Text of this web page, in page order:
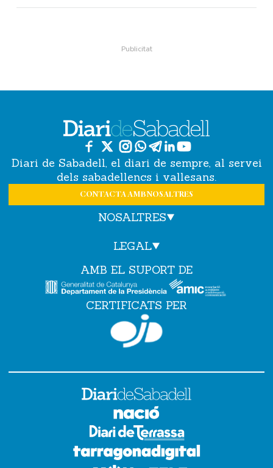
Diari de Sabadell, el diari de sempre, al servei
dels sabadellencs i vallesans.
CONTACTA AMB NOSALTRES
NOSALTRES
LEGAL
AMB EL SUPORT DE
CERTIFICATS PER